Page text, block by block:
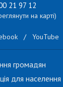
21 97 12
на карті)
/ YouTube
громадян
для населення